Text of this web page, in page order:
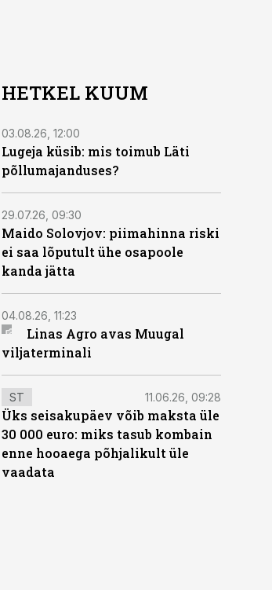
HETKEL KUUM
03.08.26, 12:00
Lugeja küsib: mis toimub Läti
põllumajanduses?
29.07.26, 09:30
Maido Solovjov: piimahinna riski
ei saa lõputult ühe osapoole
kanda jätta
04.08.26, 11:23
Linas Agro avas Muugal
viljaterminali
ST 11.06.26, 09:28
Üks seisakupäev võib maksta üle
30 000 euro: miks tasub kombain
enne hooaega põhjalikult üle
vaadata